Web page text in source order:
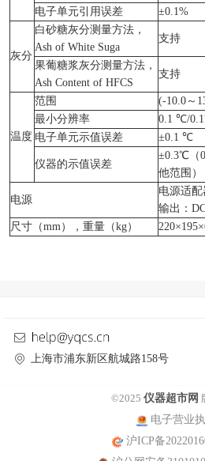
电子单元引用误差
±0.1%
灰分
白砂糖灰分测量方法，
Ash of White Suga
支持
果葡糖浆灰分测量方法，
Ash Content of HFCS
支持
温度
范围
(-10.0～
最小分辨率
0.1 ℃/
电子单元示值误差
±0.1 ℃
仪器的示值误差
±0.3℃（
他范围）
电源
电源适配
输出：
尺寸（mm），重量（kg）
上海市浦东新区航城路158号
©2025 仪器超市网
电子营业
沪ICP备